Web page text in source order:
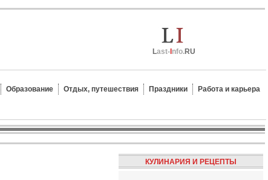
Last- nfo.RU
Образование Отдых, путешествия Праздники
Работа и карьера
КУЛИНАРИЯ И РЕЦЕПТЫ